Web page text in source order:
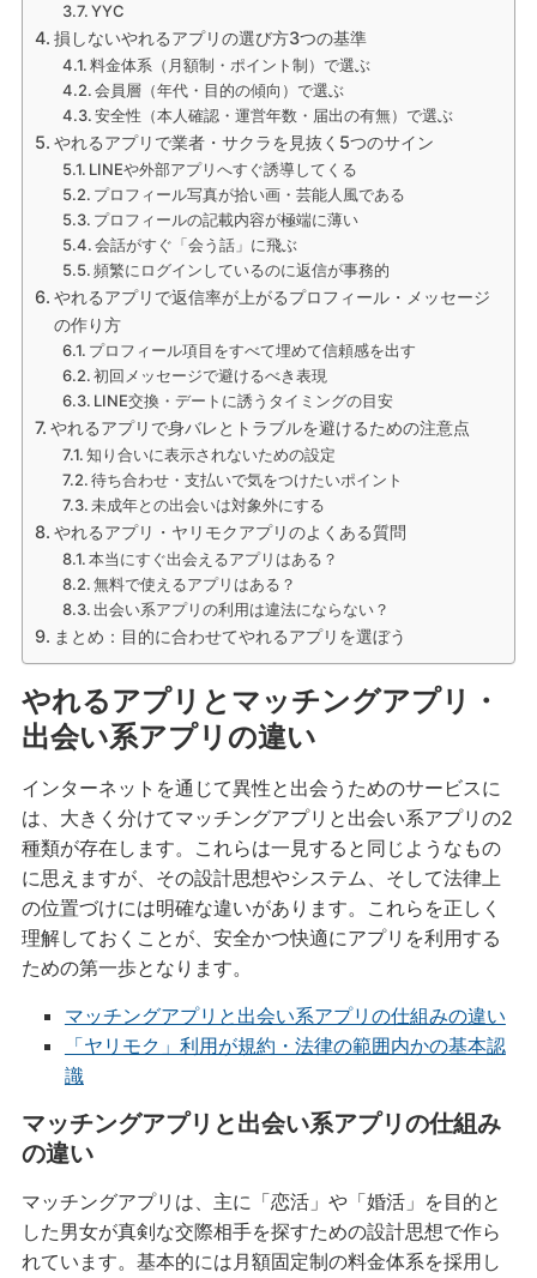
YYC
損しないやれるアプリの選び方3つの基準
料金体系（月額制・ポイント制）で選ぶ
会員層（年代・目的の傾向）で選ぶ
安全性（本人確認・運営年数・届出の有無）で選ぶ
やれるアプリで業者・サクラを見抜く5つのサイン
LINEや外部アプリへすぐ誘導してくる
プロフィール写真が拾い画・芸能人風である
プロフィールの記載内容が極端に薄い
会話がすぐ「会う話」に飛ぶ
頻繁にログインしているのに返信が事務的
やれるアプリで返信率が上がるプロフィール・メッセージ
の作り方
プロフィール項目をすべて埋めて信頼感を出す
初回メッセージで避けるべき表現
LINE交換・デートに誘うタイミングの目安
やれるアプリで身バレとトラブルを避けるための注意点
知り合いに表示されないための設定
待ち合わせ・支払いで気をつけたいポイント
未成年との出会いは対象外にする
やれるアプリ・ヤリモクアプリのよくある質問
本当にすぐ出会えるアプリはある？
無料で使えるアプリはある？
出会い系アプリの利用は違法にならない？
まとめ：目的に合わせてやれるアプリを選ぼう
やれるアプリとマッチングアプリ・
出会い系アプリの違い
インターネットを通じて異性と出会うためのサービスに
は、大きく分けてマッチングアプリと出会い系アプリの2
種類が存在します。これらは一見すると同じようなもの
に思えますが、その設計思想やシステム、そして法律上
の位置づけには明確な違いがあります。これらを正しく
理解しておくことが、安全かつ快適にアプリを利用する
ための第一歩となります。
マッチングアプリと出会い系アプリの仕組みの違い
「ヤリモク」利用が規約・法律の範囲内かの基本認
識
マッチングアプリと出会い系アプリの仕組み
の違い
マッチングアプリは、主に「恋活」や「婚活」を目的と
した男女が真剣な交際相手を探すための設計思想で作ら
れています。基本的には月額固定制の料金体系を採用し